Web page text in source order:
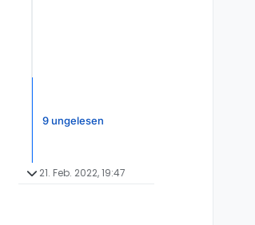
9 ungelesen
21. Feb. 2022, 19:47